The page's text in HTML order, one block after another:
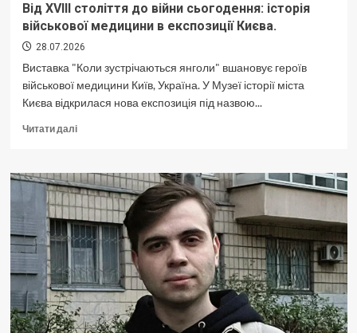
Київ.
Від XVIII століття до війни сьогодення: історія
військової медицини в експозиції Києва.
28.07.2026
Виставка "Коли зустрічаються янголи" вшановує героїв
військової медицини Київ, Україна. У Музеї історії міста
Києва відкрилася нова експозиція під назвою...
Читати даліДокладніше
XVIII
століття
до
війни
сьогодення:
історія
військової
медицини
в
експозиції
Києва.